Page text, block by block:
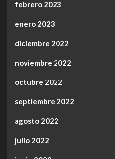
febrero 2023
enero 2023
diciembre 2022
noviembre 2022
octubre 2022
septiembre 2022
agosto 2022
julio 2022